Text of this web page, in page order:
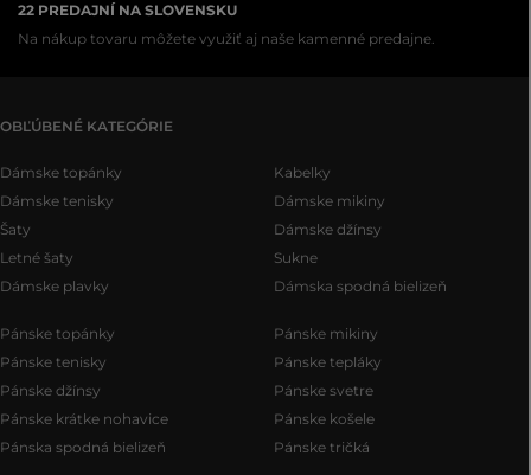
22 PREDAJNÍ NA SLOVENSKU
Na nákup tovaru môžete využiť aj naše kamenné predajne.
OBĽÚBENÉ KATEGÓRIE
Dámske topánky
Dámske tenisky
Šaty
Letné šaty
Dámske plavky
Kabelky
Dámske mikiny
Dámske džínsy
Sukne
Dámska spodná bielizeň
Pánske topánky
Pánske tenisky
Pánske džínsy
Pánske krátke nohavice
Pánska spodná bielizeň
Pánske mikiny
Pánske tepláky
Pánske svetre
Pánske košele
Pánske tričká